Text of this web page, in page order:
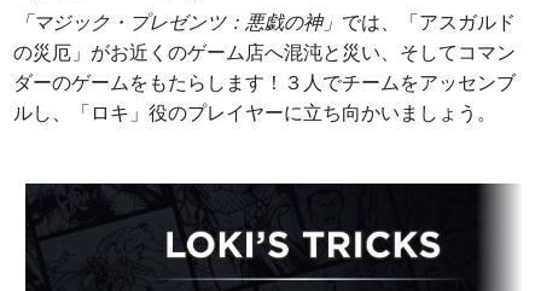
「マジック・プレゼンツ：悪戯の神」 では、「アスガルド
の災厄」がお近くのゲーム店へ混沌と災い、そしてコマン
ダーのゲームをもたらします！３人でチームをアッセンブ
ルし、「ロキ」役のプレイヤーに立ち向かいましょう。